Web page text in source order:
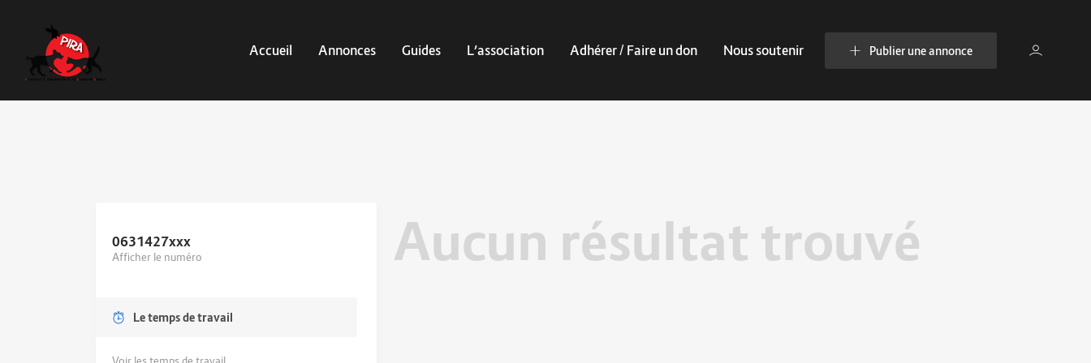
Accueil Annonces Guides L’association Adhérer / Faire un don Nous soutenir Publier une annonce
0631427xxx
Afficher le numéro
Le temps de travail
Aucun résultat trouvé